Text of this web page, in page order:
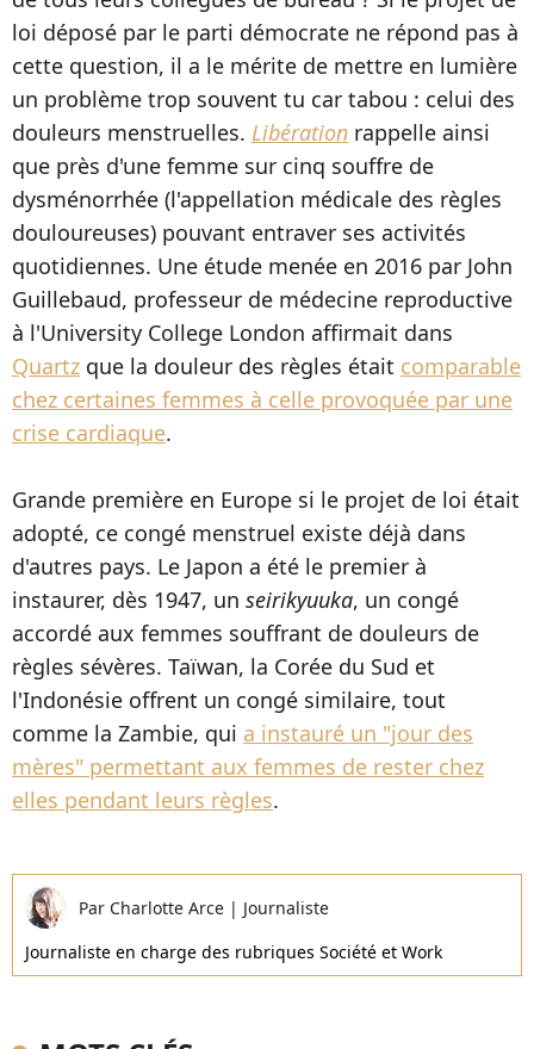
loi déposé par le parti démocrate ne répond pas à
cette question, il a le mérite de mettre en lumière
un problème trop souvent tu car tabou : celui des
douleurs menstruelles. Libération rappelle ainsi
que près d'une femme sur cinq souffre de
dysménorrhée (l'appellation médicale des règles
douloureuses) pouvant entraver ses activités
quotidiennes. Une étude menée en 2016 par John
Guillebaud, professeur de médecine reproductive
à l'University College London affirmait dans
Quartz que la douleur des règles était comparable
chez certaines femmes à celle provoquée par une
crise cardiaque.
Grande première en Europe si le projet de loi était
adopté, ce congé menstruel existe déjà dans
d'autres pays. Le Japon a été le premier à
instaurer, dès 1947, un seirikyuuka, un congé
accordé aux femmes souffrant de douleurs de
règles sévères. Taïwan, la Corée du Sud et
l'Indonésie offrent un congé similaire, tout
comme la Zambie, qui a instauré un "jour des
mères" permettant aux femmes de rester chez
elles pendant leurs règles.
Par Charlotte Arce | Journaliste
Journaliste en charge des rubriques Société et Work